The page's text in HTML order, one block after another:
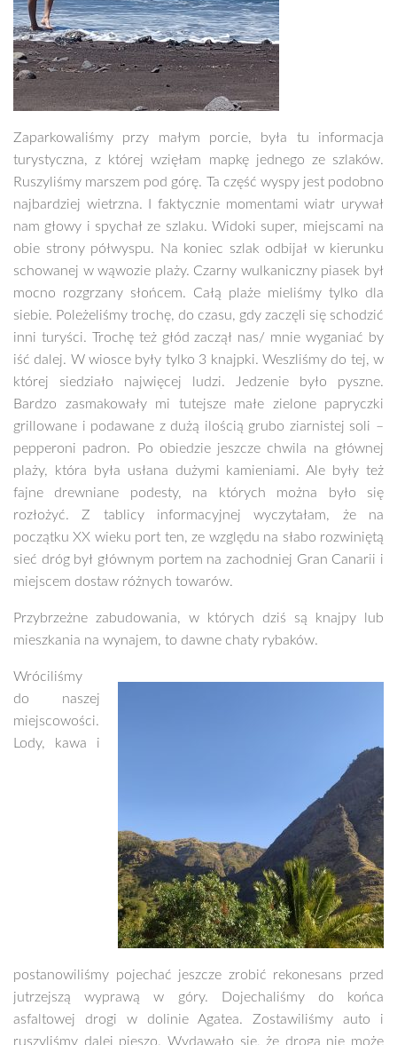
Zaparkowaliśmy przy małym porcie, była tu informacja
turystyczna, z której wzięłam mapkę jednego ze szlaków.
Ruszyliśmy marszem pod górę. Ta część wyspy jest podobno
najbardziej wietrzna. I faktycznie momentami wiatr urywał
nam głowy i spychał ze szlaku. Widoki super, miejscami na
obie strony półwyspu. Na koniec szlak odbijał w kierunku
schowanej w wąwozie plaży. Czarny wulkaniczny piasek był
mocno rozgrzany słońcem. Całą plaże mieliśmy tylko dla
siebie. Poleżeliśmy trochę, do czasu, gdy zaczęli się schodzić
inni turyści. Trochę też głód zaczął nas/ mnie wyganiać by
iść dalej. W wiosce były tylko 3 knajpki. Weszliśmy do tej, w
której siedziało najwięcej ludzi. Jedzenie było pyszne.
Bardzo zasmakowały mi tutejsze małe zielone papryczki
grillowane i podawane z dużą ilością grubo ziarnistej soli –
pepperoni padron. Po obiedzie jeszcze chwila na głównej
plaży, która była usłana dużymi kamieniami. Ale były też
fajne drewniane podesty, na których można było się
rozłożyć. Z tablicy informacyjnej wyczytałam, że na
początku XX wieku port ten, ze względu na słabo rozwiniętą
sieć dróg był głównym portem na zachodniej Gran Canarii i
miejscem dostaw różnych towarów.
Przybrzeżne zabudowania, w których dziś są knajpy lub
mieszkania na wynajem, to dawne chaty rybaków.
Wróciliśmy
do naszej
miejscowości.
Lody, kawa i
postanowiliśmy pojechać jeszcze zrobić rekonesans przed
jutrzejszą wyprawą w góry. Dojechaliśmy do końca
asfaltowej drogi w dolinie Agatea. Zostawiliśmy auto i
ruszyliśmy dalej pieszo. Wydawało się, że droga nie może